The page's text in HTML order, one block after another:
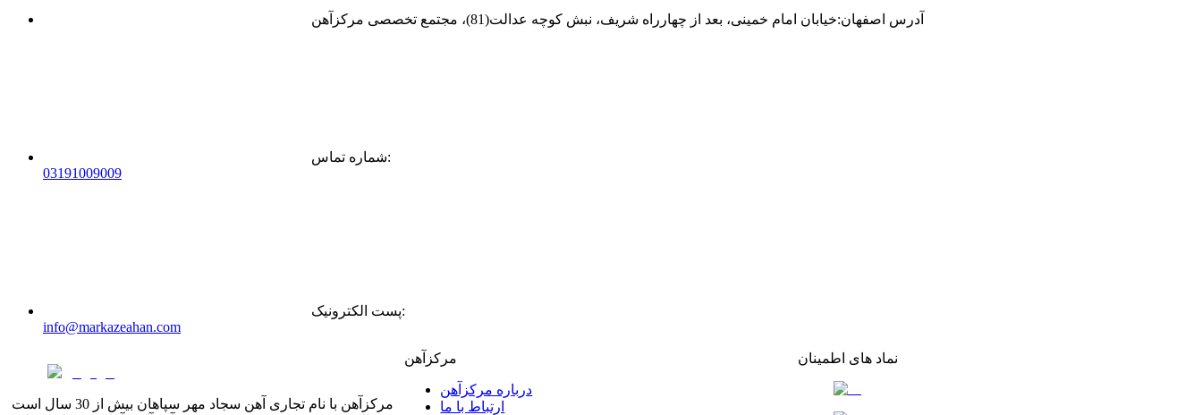
آدرس اصفهان:خیابان امام خمینی، بعد از چهارراه شریف، نبش کوچه عدالت(81)، مجتمع تخصصی مرکزآهن
شماره تماس:
03191009009
پست الکترونیک:
info@markazeahan.com
مرکزآهن با نام تجاری آهن سجاد مهر سپاهان بیش از 30 سال است
مرکزآهن
درباره مرکزآهن
ارتباط با ما
نماد های اطمینان